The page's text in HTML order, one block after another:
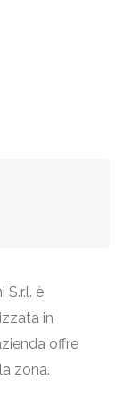
è
in
offre
zona.